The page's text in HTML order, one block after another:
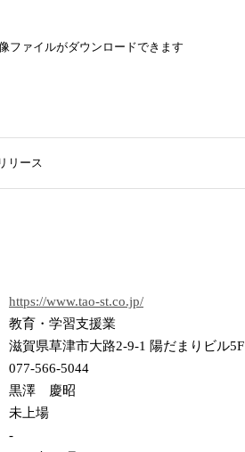
ファイルがダウンロードできます
リース
https://www.tao-st.co.jp/
教育・学習支援業
滋賀県草津市大路2-9-1 陽だまりビル5F
077-566-5044
黒澤 慶昭
未上場
-